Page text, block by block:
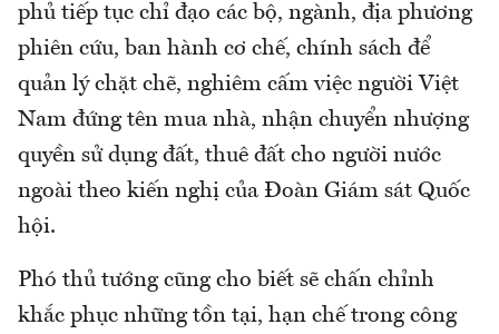
phủ tiếp tục chỉ đạo các bộ, ngành, địa phương
phiên cứu, ban hành cơ chế, chính sách để
quản lý chặt chẽ, nghiêm cấm việc người Việt
Nam đứng tên mua nhà, nhận chuyển nhượng
quyền sử dụng đất, thuê đất cho người nước
ngoài theo kiến nghị của Đoàn Giám sát Quốc
hội.
Phó thủ tướng cũng cho biết sẽ chấn chỉnh
khắc phục những tồn tại, hạn chế trong công